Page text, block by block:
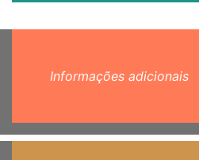
Informações adicionais